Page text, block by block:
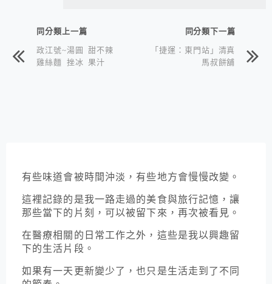
同分類上一篇
政江號~湯圓 甜不辣
雞絲麵 挫冰 果汁
同分類下一篇
「捷運：東門站」清真
馬叔餅舖
有些味道會被時間沖淡，有些地方會慢慢改變。
這裡記錄的是我一路走過的美食與旅行記憶，讓
那些當下的片刻，可以被留下來，再次被看見。
在醫療相關的日常工作之外，這些是我以興趣留
下的生活片段。
如果有一天更新變少了，也只是生活走到了不同